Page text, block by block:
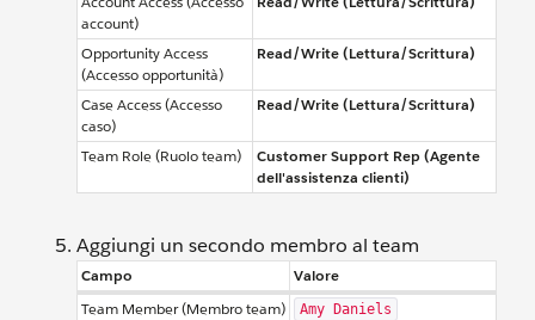
account)
Opportunity Access
(Accesso opportunità)
Read/Write (Lettura/Scrittura)
Case Access (Accesso
caso)
Read/Write (Lettura/Scrittura)
Team Role (Ruolo team)
Customer Support Rep (Agente
dell'assistenza clienti)
Aggiungi un secondo membro al team
Campo
Valore
Team Member (Membro team)
Amy Daniels